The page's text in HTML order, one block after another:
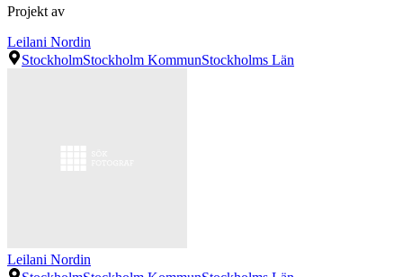
Projekt av
Leilani Nordin
StockholmStockholm KommunStockholms Län
Leilani Nordin